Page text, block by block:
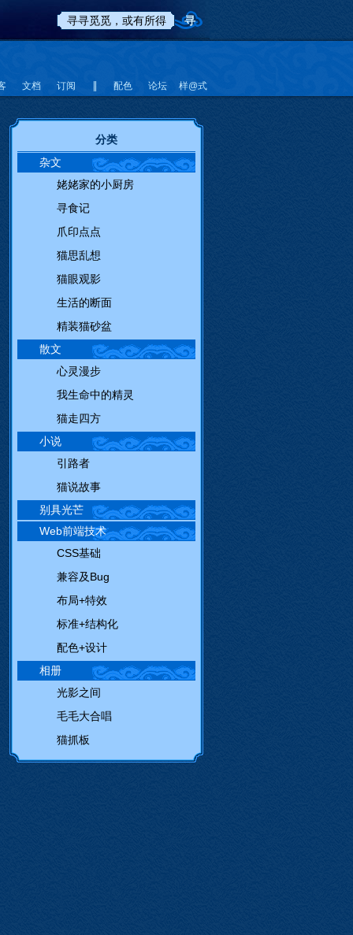
文档 订阅 配色 论坛 样@式
分类
杂文
姥姥家的小厨房
寻食记
爪印点点
猫思乱想
猫眼观影
生活的断面
精装猫砂盆
散文
心灵漫步
我生命中的精灵
猫走四方
小说
引路者
猫说故事
别具光芒
Web前端技术
CSS基础
兼容及Bug
布局+特效
标准+结构化
配色+设计
相册
光影之间
毛毛大合唱
猫抓板